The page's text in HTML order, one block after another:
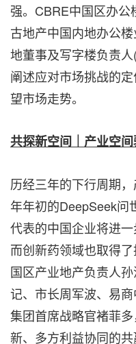
强。CBRE中国区办
古地产中国内地办公
地董事及写字楼负责
阐述应对市场挑战的
望市场走势。
共探新空间｜产业空
历经三年的下行周期
年年初的DeepSeek问
代表的中国企业将进一
而创新药领域也取得
国区产业地产负责人
记、市长周军波、易
集团首席战略官褚菲
新、多方利益协同的